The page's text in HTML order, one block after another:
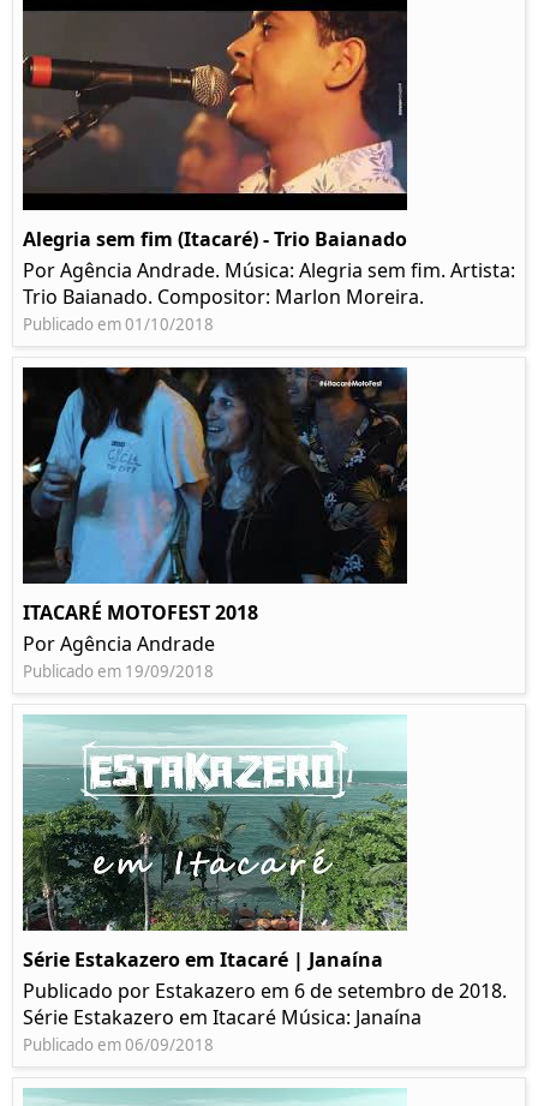
Alegria sem fim (Itacaré) - Trio Baianado
Por Agência Andrade. Música: Alegria sem fim. Artista:
Trio Baianado. Compositor: Marlon Moreira.
Publicado em 01/10/2018
ITACARÉ MOTOFEST 2018
Por Agência Andrade
Publicado em 19/09/2018
Série Estakazero em Itacaré | Janaína
Publicado por Estakazero em 6 de setembro de 2018.
Série Estakazero em Itacaré Música: Janaína
Publicado em 06/09/2018